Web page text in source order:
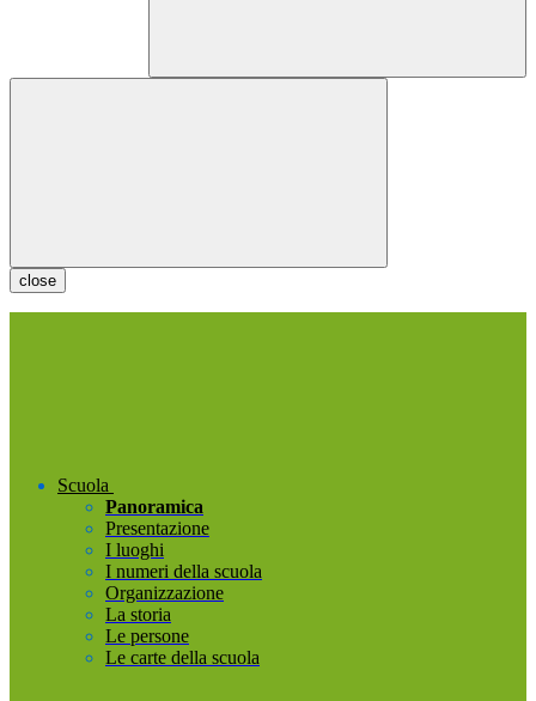
close
Scuola
Panoramica
Presentazione
I luoghi
I numeri della scuola
Organizzazione
La storia
Le persone
Le carte della scuola